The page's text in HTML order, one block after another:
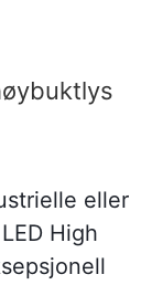
eller
High